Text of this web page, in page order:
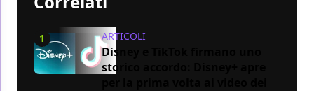
1 ARTICOLI
Disney e TikTok firmano uno
storico accordo: Disney+ apre